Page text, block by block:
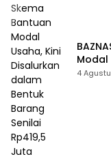
Modal
4